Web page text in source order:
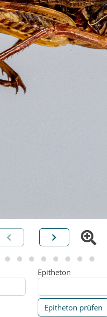
Epitheton
Epitheton prüfen